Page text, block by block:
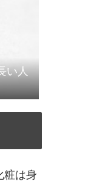
い人
は身